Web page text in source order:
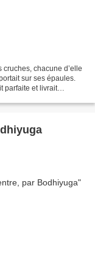
cruches, chacune d’elle
sur ses épaules.
parfaite et livrait